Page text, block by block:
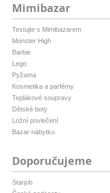
Mimibazar
Testujte s Mimibazarem
Monster High
Barbie
Lego
Pyžama
Kosmetika a parfémy
Teplákové soupravy
Dětské boty
Ložní povlečení
Bazar nábytku
Doporučujeme
Starjob